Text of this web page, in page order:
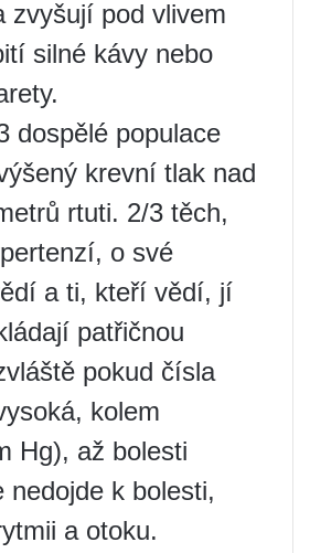
zvyšují pod vlivem
silné kávy nebo
dospělé populace
krevní tlak nad
rtuti. 2/3 těch,
o své
a ti, kteří vědí, jí
patřičnou
pokud čísla
kolem
Hg), až bolesti
nedojde k bolesti,
a otoku.